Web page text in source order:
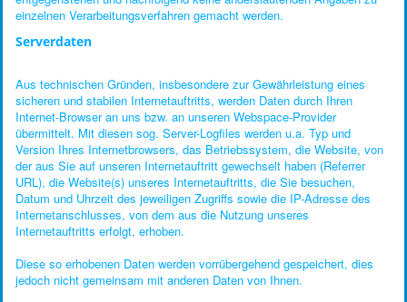
einzelnen Verarbeitungsverfahren gemacht werden.
Serverdaten
Aus technischen Gründen, insbesondere zur Gewährleistung eines
sicheren und stabilen Internetauftritts, werden Daten durch Ihren
Internet-Browser an uns bzw. an unseren Webspace-Provider
übermittelt. Mit diesen sog. Server-Logfiles werden u.a. Typ und
Version Ihres Internetbrowsers, das Betriebssystem, die Website, von
der aus Sie auf unseren Internetauftritt gewechselt haben (Referrer
URL), die Website(s) unseres Internetauftritts, die Sie besuchen,
Datum und Uhrzeit des jeweiligen Zugriffs sowie die IP-Adresse des
Internetanschlusses, von dem aus die Nutzung unseres
Internetauftritts erfolgt, erhoben.
Diese so erhobenen Daten werden vorrübergehend gespeichert, dies
jedoch nicht gemeinsam mit anderen Daten von Ihnen.